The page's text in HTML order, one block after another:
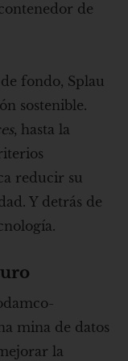
de
fondo, Splau
sostenible.
, hasta la
reducir su
Y detrás de
mina de datos
la